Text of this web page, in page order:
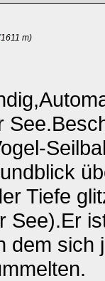
m)
Tiefe
See).Er
dem sich